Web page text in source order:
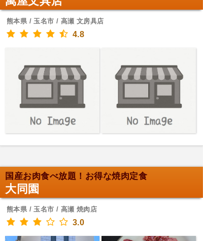
熊本県 / 玉名市 / 高瀬 文房具店
4.8
国産お肉食べ放題！お得な焼肉定食
大同園
熊本県 / 玉名市 / 高瀬 焼肉店
3.0